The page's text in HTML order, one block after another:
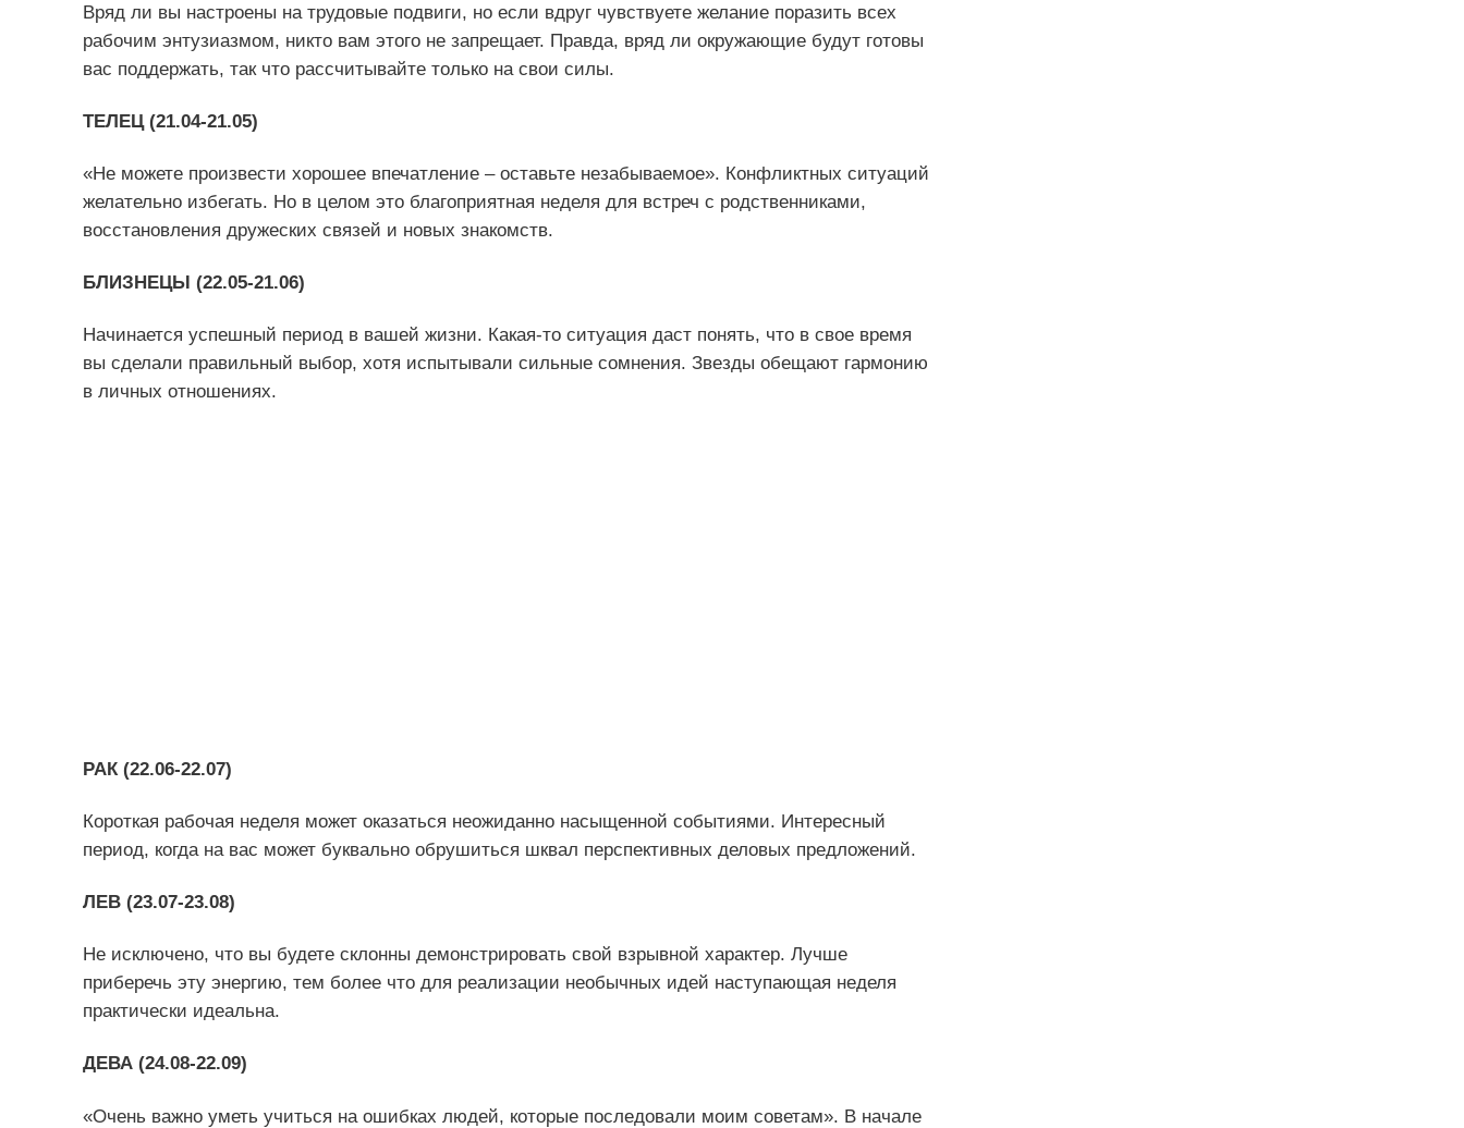
Вряд ли вы настроены на трудовые подвиги, но если вдруг чувствуете желание поразить всех
рабочим энтузиазмом, никто вам этого не запрещает. Правда, вряд ли окружающие будут готовы
вас поддержать, так что рассчитывайте только на свои силы.
ТЕЛЕЦ (21.04-21.05)
«Не можете произвести хорошее впечатление – оставьте незабываемое». Конфликтных ситуаций
желательно избегать. Но в целом это благоприятная неделя для встреч с родственниками,
восстановления дружеских связей и новых знакомств.
БЛИЗНЕЦЫ (22.05-21.06)
Начинается успешный период в вашей жизни. Какая-то ситуация даст понять, что в свое время
вы сделали правильный выбор, хотя испытывали сильные сомнения. Звезды обещают гармонию
в личных отношениях.
РАК (22.06-22.07)
Короткая рабочая неделя может оказаться неожиданно насыщенной событиями. Интересный
период, когда на вас может буквально обрушиться шквал перспективных деловых предложений.
ЛЕВ (23.07-23.08)
Не исключено, что вы будете склонны демонстрировать свой взрывной характер. Лучше
приберечь эту энергию, тем более что для реализации необычных идей наступающая неделя
практически идеальна.
ДЕВА (24.08-22.09)
«Очень важно уметь учиться на ошибках людей, которые последовали моим советам». В начале